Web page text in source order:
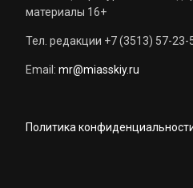
материалы 16+
Тел. редакции +7 (3513) 57-23-
Email: mr@miasskiy.ru
Политика